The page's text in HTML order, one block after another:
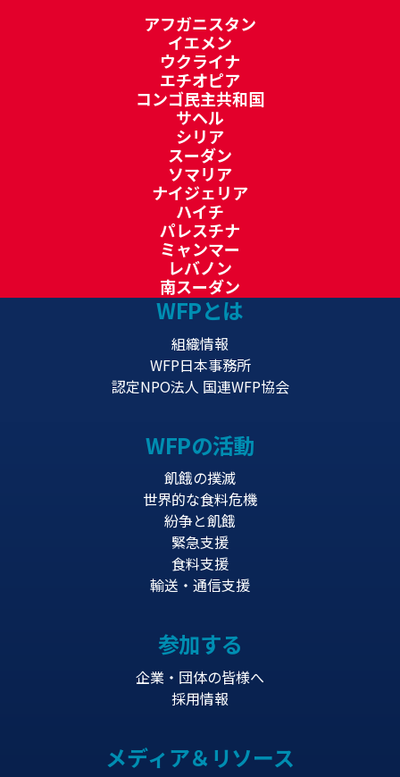
アフガニスタン
イエメン
ウクライナ
エチオピア
コンゴ民主共和国
サヘル
シリア
スーダン
ソマリア
ナイジェリア
ハイチ
パレスチナ
ミャンマー
レバノン
南スーダン
WFPとは
組織情報
WFP日本事務所
認定NPO法人 国連WFP協会
WFPの活動
飢餓の撲滅
世界的な食料危機
紛争と飢餓
緊急支援
食料支援
輸送・通信支援
参加する
企業・団体の皆様へ
採用情報
メディア＆リソース